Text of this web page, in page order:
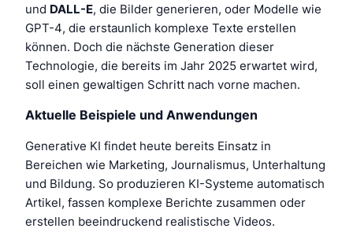
und DALL-E, die Bilder generieren, oder Modelle wie
GPT-4, die erstaunlich komplexe Texte erstellen
können. Doch die nächste Generation dieser
Technologie, die bereits im Jahr 2025 erwartet wird,
soll einen gewaltigen Schritt nach vorne machen.
Aktuelle Beispiele und Anwendungen
Generative KI findet heute bereits Einsatz in
Bereichen wie Marketing, Journalismus, Unterhaltung
und Bildung. So produzieren KI-Systeme automatisch
Artikel, fassen komplexe Berichte zusammen oder
erstellen beeindruckend realistische Videos.